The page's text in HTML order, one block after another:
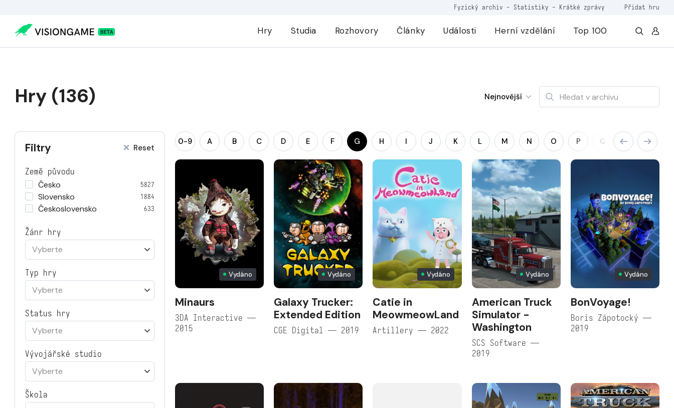
Fyzický archiv - Statistiky - Krátké zprávy Přidat hru
Hry Studia Rozhovory Články Události Herní vzdělání Top 100
Hry (136) Nejnovější
Filtry Reset
Země původu
Česko
5827
Slovensko 1884
Československo 633
Žánr hry
Vyberte
Typ hry
Vyberte
Status hry
Vyberte
Vývojářské studio
Vyberte
Škola
0-9 A B C D E F G H I J K L M N O P Q R S
Vydáno
Minaurs
3DA Interactive —
2015
Vydáno
Galaxy Trucker:
Extended Edition
CGE Digital — 2019
Vydáno
Catie in
MeowmeowLand
Artillery — 2022
Vydáno
American Truck
Simulator -
Washington
SCS Software —
2019
Vydáno
BonVoyage!
Boris Zápotocký —
2019